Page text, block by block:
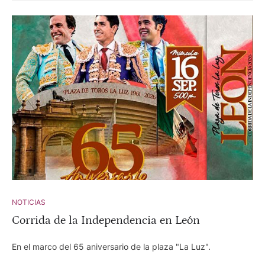
NOTICIAS
Corrida de la Independencia en León
En el marco del 65 aniversario de la plaza "La Luz".